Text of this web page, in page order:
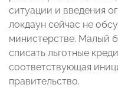
ситуации и введения
локдаун сейчас не
министерстве. Малый
списать льготные
соответствующая
правительство.